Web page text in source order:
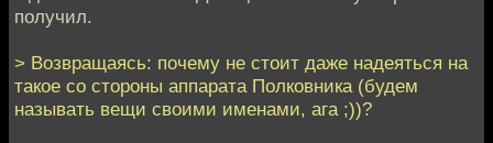
получил.
> Возвращаясь: почему не стоит даже надеяться на
такое со стороны аппарата Полковника (будем
называть вещи своими именами, ага ;))?